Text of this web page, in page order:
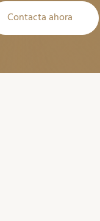
Contacta ahora